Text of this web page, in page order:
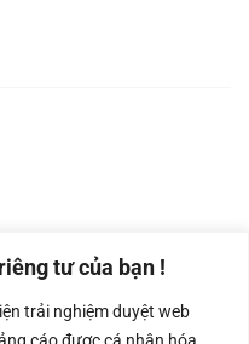
tư của bạn !
trải nghiệm duyệt web
cáo được cá nhân hóa